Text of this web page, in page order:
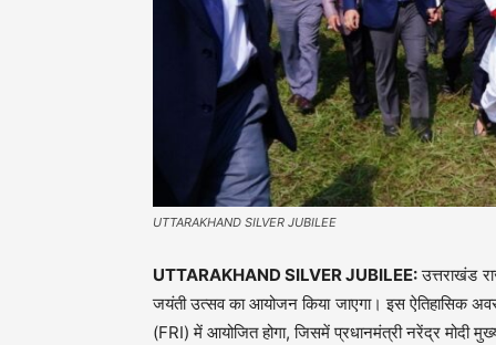
UTTARAKHAND SILVER JUBILEE
UTTARAKHAND SILVER JUBILEE:उत्तराखंड
जयंती उत्सव का आयोजन किया जाएगा। इस ऐतिहासिक
(FRI) में आयोजित होगा, जिसमें प्रधानमंत्री नरेंद्र